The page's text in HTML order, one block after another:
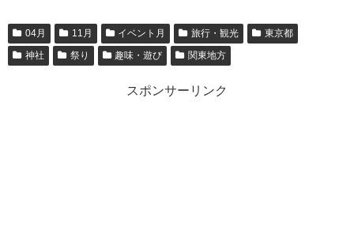
04月 11月 イベント月 旅行・観光
東京都
神社
祭り 趣味・遊び 関東地方
スポンサーリンク